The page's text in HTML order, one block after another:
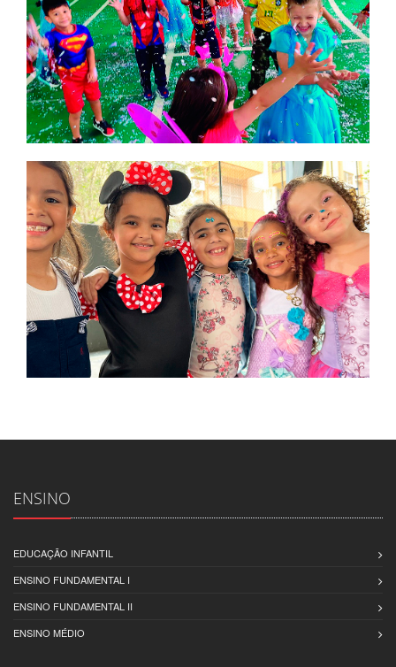
ENSINO
EDUCAÇÃO INFANTIL
ENSINO FUNDAMENTAL I
ENSINO FUNDAMENTAL II
ENSINO MÉDIO